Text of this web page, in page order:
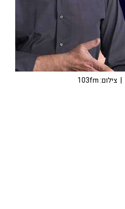
| צילום: 103fm